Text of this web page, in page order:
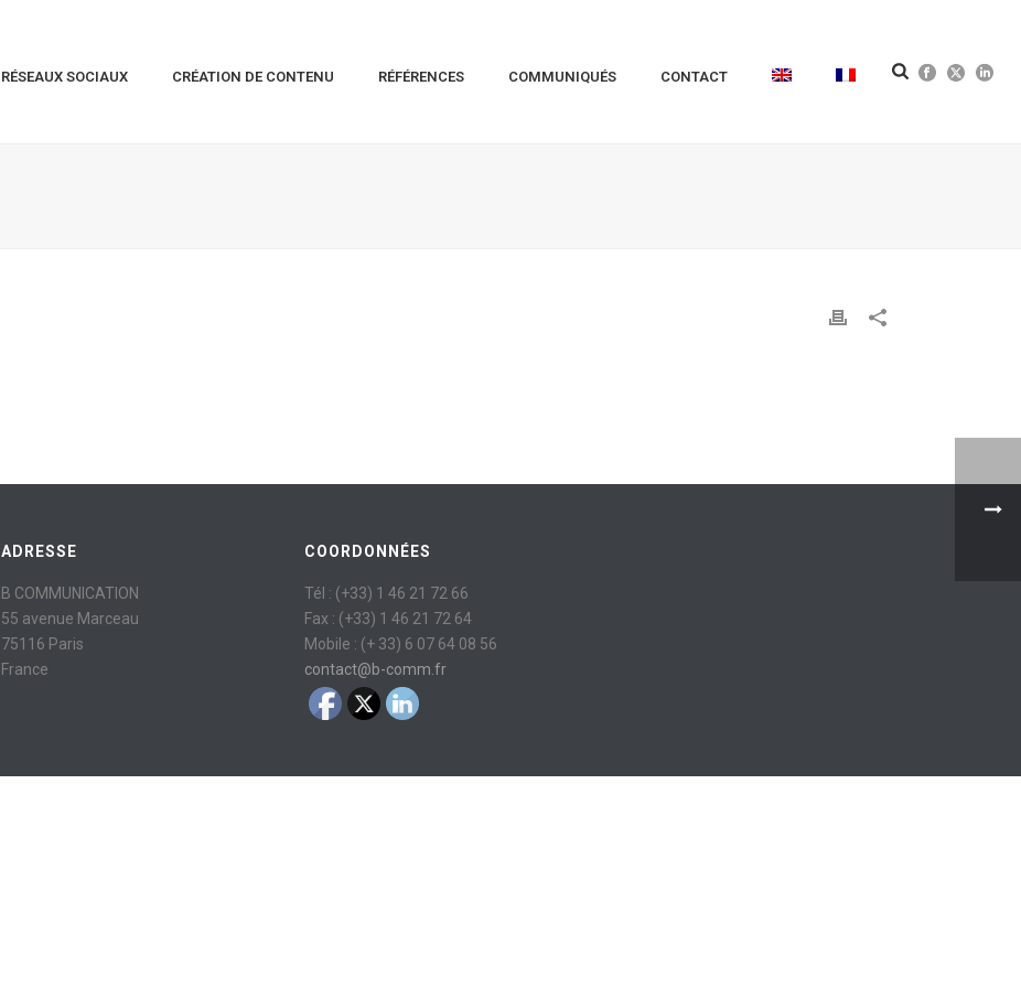
RÉSEAUX SOCIAUX CRÉATION DE CONTENU RÉFÉRENCES COMMUNIQUÉS CONTACT
ADRESSE
B COMMUNICATION
55 avenue Marceau
75116 Paris
France
COORDONNÉES
Tél : (+33) 1 46 21 72 66
Fax : (+33) 1 46 21 72 64
Mobile : (+ 33) 6 07 64 08 56
contact@b-comm.fr